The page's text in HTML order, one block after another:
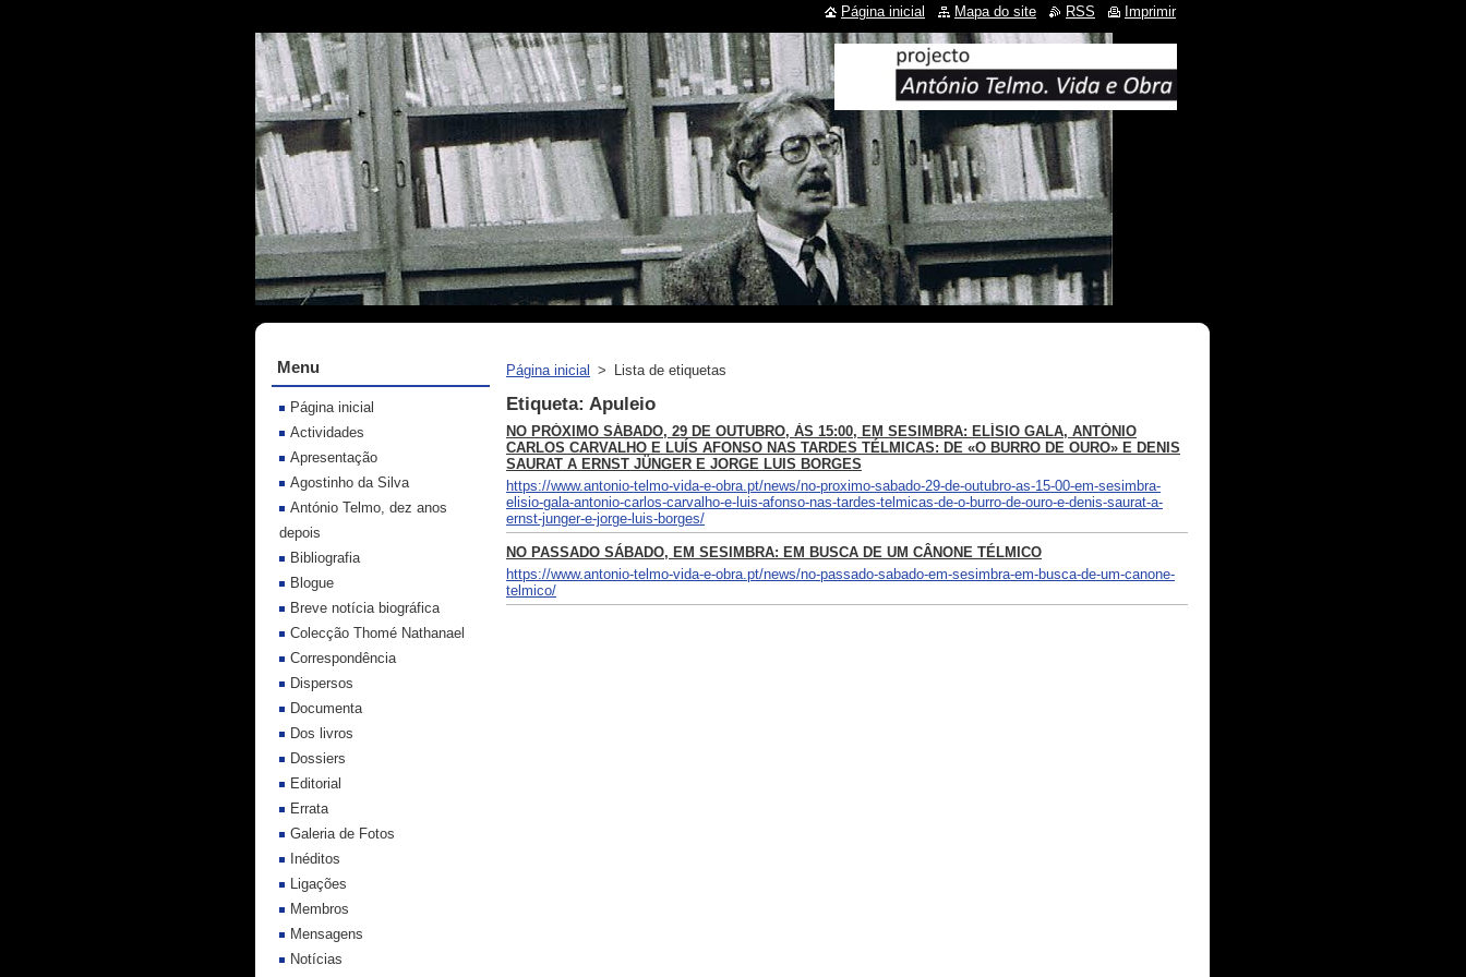
Página inicial > Lista de etiquetas
Etiqueta: Apuleio
NO PRÓXIMO SÁBADO, 29 DE OUTUBRO, ÀS 15:00, EM SESIMBRA: ELÍSIO GALA, ANTÓNIO
CARLOS CARVALHO E LUÍS AFONSO NAS TARDES TÉLMICAS: DE «O BURRO DE OURO» E DENIS
SAURAT A ERNST JÜNGER E JORGE LUIS BORGES
https://www.antonio-telmo-vida-e-obra.pt/news/no-proximo-sabado-29-de-outubro-as-15-00-em-sesimbra-
elisio-gala-antonio-carlos-carvalho-e-luis-afonso-nas-tardes-telmicas-de-o-burro-de-ouro-e-denis-saurat-a-
ernst-junger-e-jorge-luis-borges/
NO PASSADO SÁBADO, EM SESIMBRA: EM BUSCA DE UM CÂNONE TÉLMICO
https://www.antonio-telmo-vida-e-obra.pt/news/no-passado-sabado-em-sesimbra-em-busca-de-um-canone-
telmico/
Menu
Página inicial
Actividades
Apresentação
Agostinho da Silva
António Telmo, dez anos
depois
Bibliografia
Blogue
Breve notícia biográfica
Colecção Thomé Nathanael
Correspondência
Dispersos
Documenta
Dos livros
Dossiers
Editorial
Errata
Galeria de Fotos
Inéditos
Ligações
Membros
Mensagens
Notícias
Página inicial Mapa do site RSS Imprimir